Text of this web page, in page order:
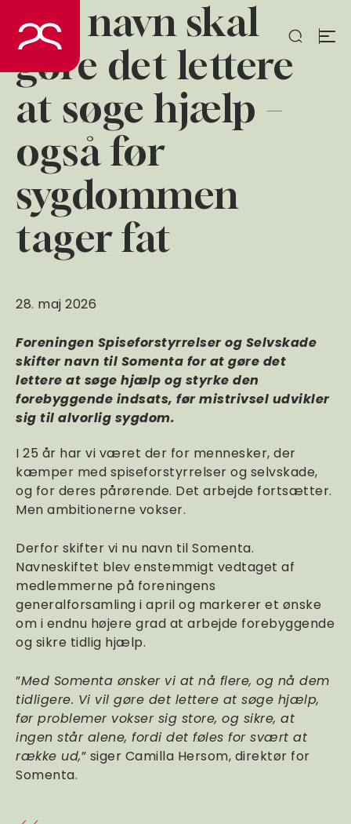
indhold
Nyt navn skal
gøre det lettere
at søge hjælp –
også før
sygdommen
tager fat
28. maj 2026
Foreningen Spiseforstyrrelser og Selvskade
skifter navn til Somenta for at gøre det
lettere at søge hjælp og styrke den
forebyggende indsats, før mistrivsel udvikler
sig til alvorlig sygdom.
I 25 år har vi været der for mennesker, der
kæmper med spiseforstyrrelser og selvskade,
og for deres pårørende. Det arbejde fortsætter.
Men ambitionerne vokser.
Derfor skifter vi nu navn til Somenta.
Navneskiftet blev enstemmigt vedtaget af
medlemmerne på foreningens
generalforsamling i april og markerer et ønske
om i endnu højere grad at arbejde forebyggende
og sikre tidlig hjælp.
”Med Somenta ønsker vi at nå flere, og nå dem
tidligere. Vi vil gøre det lettere at søge hjælp,
før problemer vokser sig store, og sikre, at
ingen står alene, fordi det føles for svært at
række ud,” siger Camilla Hersom, direktør for
Somenta.